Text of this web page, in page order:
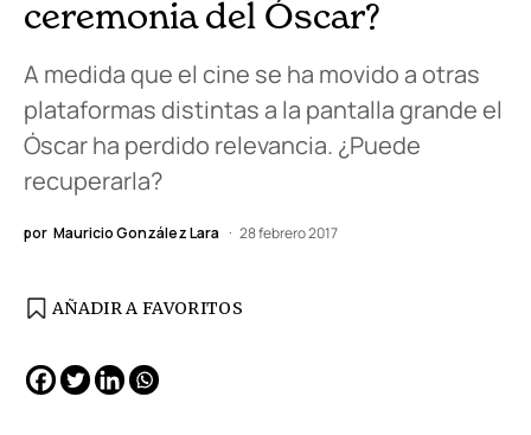
ceremonia del Óscar?
A medida que el cine se ha movido a otras
plataformas distintas a la pantalla grande el
Óscar ha perdido relevancia. ¿Puede
recuperarla?
por Mauricio González Lara 28 febrero 2017
AÑADIR A FAVORITOS